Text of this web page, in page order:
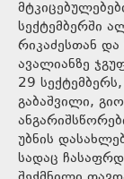
სექტემბერში
რიკაძესთან
ავალიანზე
29
გაბაშვილი,
უბნის
სადაც